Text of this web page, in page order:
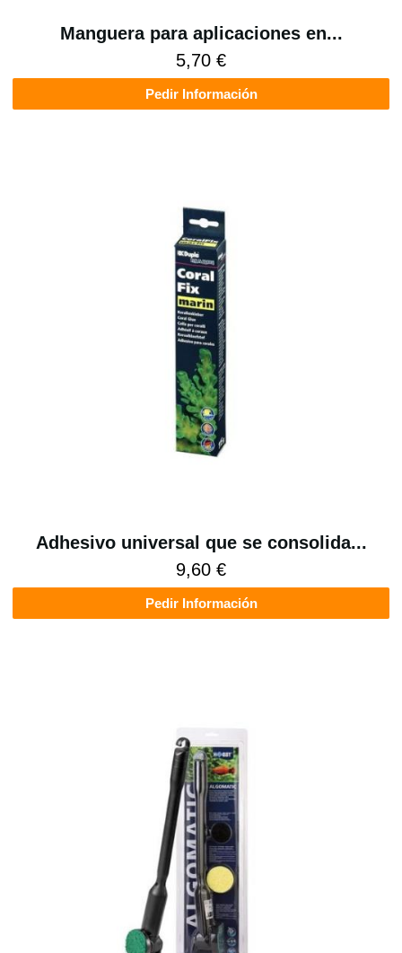
Manguera para aplicaciones en...
5,70 €
Pedir Información
Adhesivo universal que se consolida...
9,60 €
Pedir Información